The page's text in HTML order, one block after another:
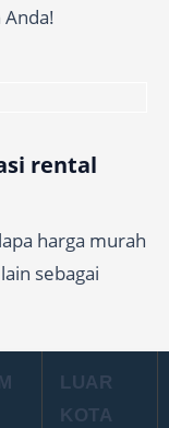
rental
harga murah
sebagai
LUAR
KOTA